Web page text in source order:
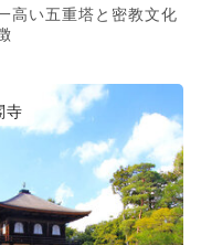
高い五重塔と密教文化
寺